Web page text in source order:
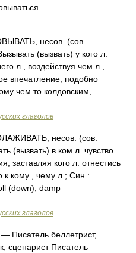
…
несов. (сов.
(вызвать) у кого л.
л., воздействуя чем л.,
впечатление, подобно
чем то колдовским,
глаголов
несов. (сов.
(вызвать) в ком л. чувство
заставляя кого л. отнестись
к кому , чему л.; Син.:
(down), damp
глаголов
— Писатель беллетрист,
сценарист Писатель